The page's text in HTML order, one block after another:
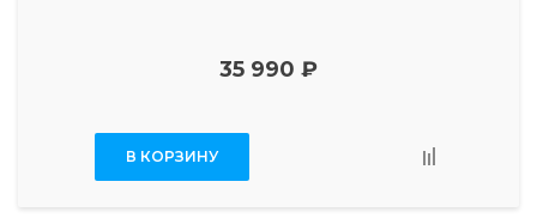
35 990 ₽
В КОРЗИНУ